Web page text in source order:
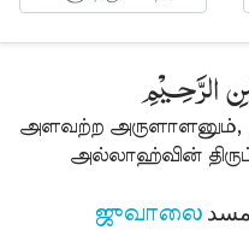
Ask
About
பற்றி
கேளுங்கள்
அளவற்ற அருளாளனும்,
அல்லாஹ்வின்
ஜுவாலை